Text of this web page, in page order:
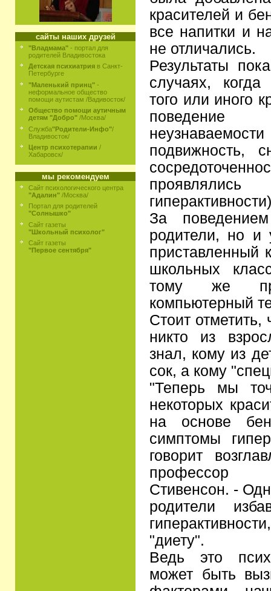
сайты наших друзей
"Владмама" - портал для
родителей Владивостока
Детская психиатрия в Санкт-
Петербурге
"Маленький принц" -
неформальное общество
помощи аутистам /Вадивосток/
Общество помощи аутичным
детям "Добро" /Москва/
Служба"Родители-Инфо"/
Владивосток/
Центр психотерапии /
Хабаровск/
мы рекомендуем
Сайт психологического центра
"Адалин" /Москва/
Портал для родителей
"Солнышко"
Сайт газеты
"Школьный психолог"
Сайт газеты
"Первое сентября"
красителей и
все напитки и
не отличались.
Результаты
случаях,
того или иного
подвижность,
За
родители, но и
приставленный
школьных
тому же
компьютерный
Стоит отметить,
никто из
знал, кому из
сок, а кому
"Теперь мы
некоторых
на основе
симптомы
говорит
профессор
Стивенсон. -
родители
"диету".
Ведь это
может быть